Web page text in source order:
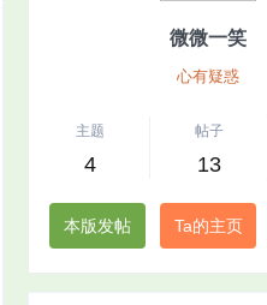
微微一笑
心有疑惑
主题
4
帖子
13
本版发帖 Ta的主页